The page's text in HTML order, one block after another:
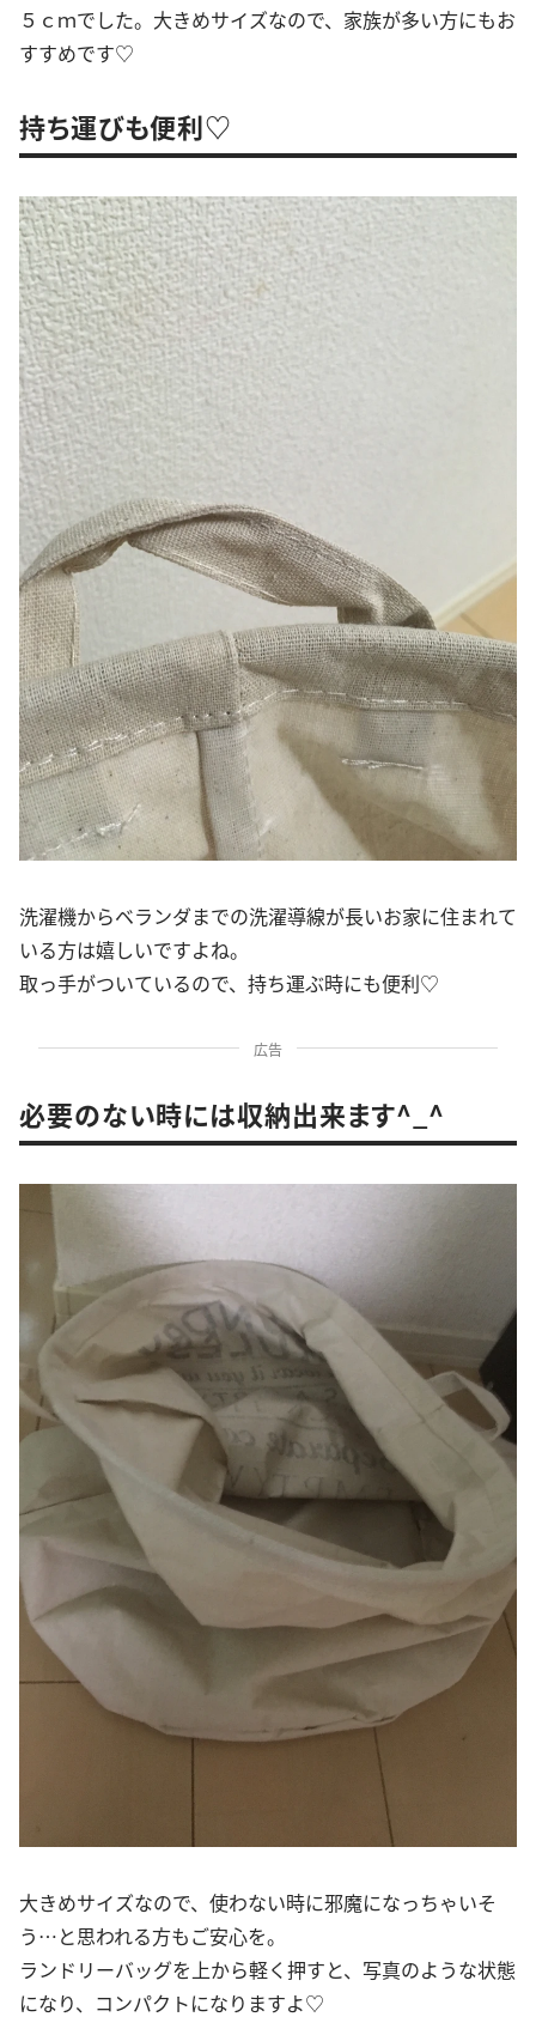
５ｃｍでした。大きめサイズなので、家族が多い方にもお
すすめです♡
持ち運びも便利♡
洗濯機からベランダまでの洗濯導線が長いお家に住まれて
いる方は嬉しいですよね。
取っ手がついているので、持ち運ぶ時にも便利♡
広告
必要のない時には収納出来ます^_^
大きめサイズなので、使わない時に邪魔になっちゃいそ
う…と思われる方もご安心を。
ランドリーバッグを上から軽く押すと、写真のような状態
になり、コンパクトになりますよ♡